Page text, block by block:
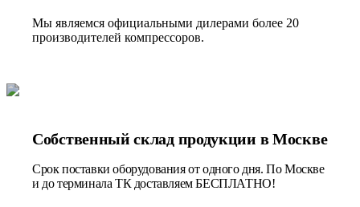
Мы являемся официальными дилерами более 20
производителей компрессоров.
Собственный склад продукции в Москве
Срок поставки оборудования от одного дня. По Москве
и до терминала ТК доставляем БЕСПЛАТНО!